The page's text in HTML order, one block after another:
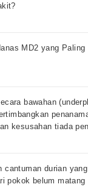
MD2 yang Paling
bawahan
kesusahan tiada
cantuman durian
pokok belum matang